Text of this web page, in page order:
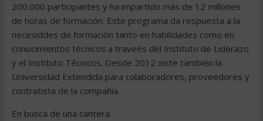
200.000 participantes y ha impartido más de 12 millones
de horas de formación. Este programa da respuesta a la
necesiddes de formación tanto en habilidades como en
conocimientos técnicos a traveés del Instituto de Liderazo
y el Instituto Técnicos. Desde 2012 xiste también la
Universidad Extendida para colaboradores, proveedores y
contratista de la compañía.
En busca de una cantera